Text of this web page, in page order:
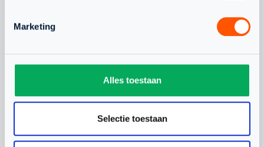
Marketing
Alles toestaan
Selectie toestaan
OOK
INTERESSANT
OM TE LEZEN
WAT SPEELT ER NOG MEER